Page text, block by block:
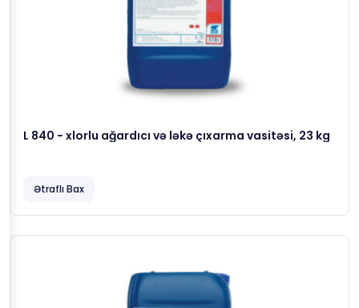
L 840 - xlorlu ağardıcı və ləkə çıxarma vasitəsi, 23 kg
Ətraflı Bax